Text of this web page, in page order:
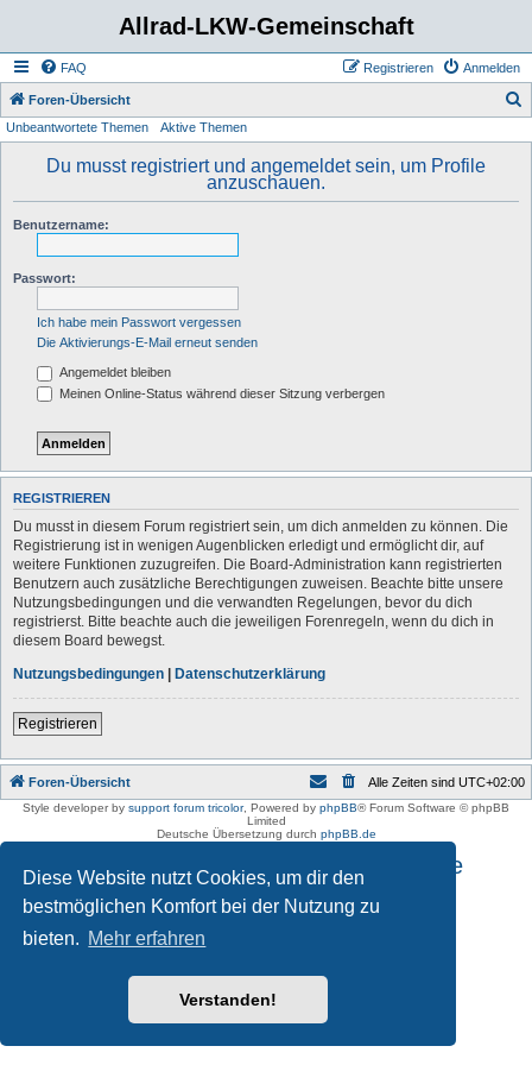
Diese Website nutzt Cookies, um dir den
bestmöglichen Komfort bei der Nutzung zu
bieten. Mehr erfahren
Verstanden!
Allrad-LKW-Gemeinschaft
FAQ Anmelden
Registrieren
Foren-Übersicht
Unbeantwortete Themen Aktive Themen
Du musst registriert und angemeldet sein, um Profile
anzuschauen.
Benutzername:
Passwort:
Ich habe mein Passwort vergessen
Die Aktivierungs-E-Mail erneut senden
Angemeldet bleiben
Meinen Online-Status während dieser Sitzung verbergen
REGISTRIEREN
Du musst in diesem Forum registriert sein, um dich anmelden zu können. Die
Registrierung ist in wenigen Augenblicken erledigt und ermöglicht dir, auf
weitere Funktionen zuzugreifen. Die Board-Administration kann registrierten
Benutzern auch zusätzliche Berechtigungen zuweisen. Beachte bitte unsere
Nutzungsbedingungen und die verwandten Regelungen, bevor du dich
registrierst. Bitte beachte auch die jeweiligen Forenregeln, wenn du dich in
diesem Board bewegst.
Nutzungsbedingungen | Datenschutzerklärung
Registrieren
Foren-Übersicht Alle Zeiten sind UTC+02:00
Style developer by support forum tricolor, Powered by phpBB® Forum Software © phpBB
Limited
Deutsche Übersetzung durch phpBB.de
Impressum und Datenschutzhinweise